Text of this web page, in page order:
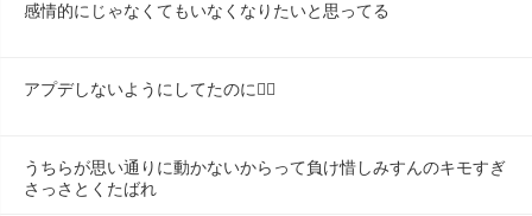
感情的にじゃなくてもいなくなりたいと思ってる
アプデしないようにしてたのに😶‍🌫️
うちらが思い通りに動かないからって負け惜しみすんのキモすぎ
さっさとくたばれ